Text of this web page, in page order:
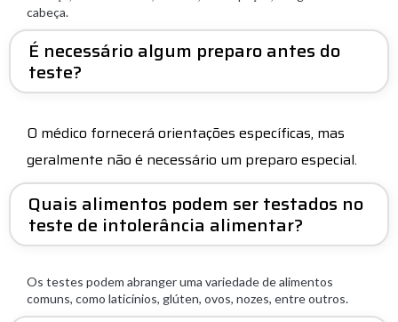
cabeça.
É necessário algum preparo antes do
teste?
O médico fornecerá orientações específicas, mas
geralmente não é necessário um preparo especial.
Quais alimentos podem ser testados no
teste de intolerância alimentar?
Os testes podem abranger uma variedade de alimentos
comuns, como laticínios, glúten, ovos, nozes, entre outros.